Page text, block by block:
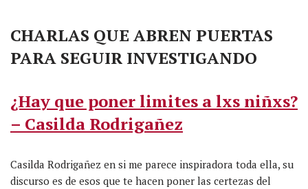
CHARLAS QUE ABREN PUERTAS
PARA SEGUIR INVESTIGANDO
¿Hay que poner limites a lxs niñxs?
– Casilda Rodrigañez
Casilda Rodrigañez en si me parece inspiradora toda ella, su
discurso es de esos que te hacen poner las certezas del